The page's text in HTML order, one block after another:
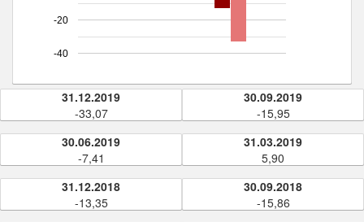
-40
-20
31.12.2019
-33,07
30.09.2019
-15,95
30.06.2019
-7,41
31.03.2019
5,90
31.12.2018
-13,35
30.09.2018
-15,86